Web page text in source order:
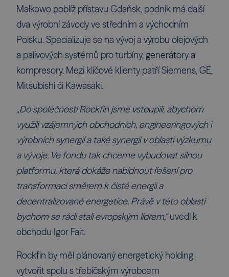
Małkowo poblíž přístavu Gdaňsk, podnik má další
dva výrobní závody ve středním a východním
Polsku. Specializuje se na vývoj a výrobu olejových
a palivových systémů pro turbíny, generátory a
kompresory. Mezi klíčové klienty patří Siemens, GE,
Mitsubishi či Kawasaki.
„Do společnosti Rockfin jsme vstoupili, abychom
využili vzájemných obchodních, engineeringových i
výrobních synergií a také synergií v oblasti výzkumu
a vývoje. Ve fondu tak chceme vybudovat silnou
platformu, která dokáže nabídnout řešení pro
transformaci směrem k čisté energii a
decentralizované energetice. Právě v této oblasti
bychom se rádi stali evropským lídrem,“uvedl k
obchodu Igor Fait.
Rockfin by měl plánovaný energetický holding
vytvořit spolu s třebíčským výrobcem